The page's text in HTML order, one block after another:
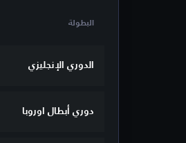
البطولة
الدوري الإنجليزي
دوري أبطال اوروبا